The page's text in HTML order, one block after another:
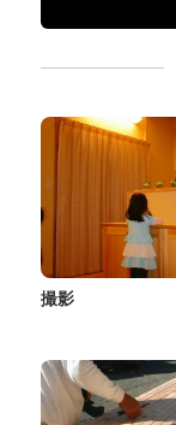
撮影